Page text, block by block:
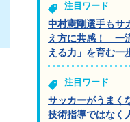
注目ワード
中村憲剛選手もサ
え方に共感！ 一
える力」を育む一
注目ワード
サッカーがうまく
技術指導ではなく